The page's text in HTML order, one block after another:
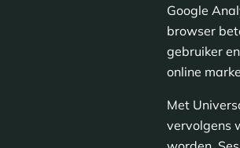
Google
browser
gebruiker
online
Met
vervolgens